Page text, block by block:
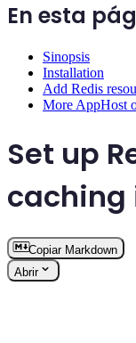
En esta
Sinopsis
Installation
Add Redis
More AppHost
Set up
caching
Copiar Markdown
Abrir